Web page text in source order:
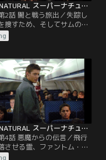
SUPERNATURAL スーパーナチュラル シーズン1 第02話／吹替
2話 闇と戦う旅出／失踪し
捜すため、そしてサムの恋
カの命を奪った、未知なる
を解明するため、決意を新
査するため、コロラド州の
てきた二人は、ネイティ
リカンの伝説に登場する怪
ディゴと遭遇する。
SUPERNATURAL スーパーナチュラル シーズン1 第04話／吹替
4話 悪魔からの伝言／飛行
させる霊、ファントム・ト
に取り憑かれた男によって